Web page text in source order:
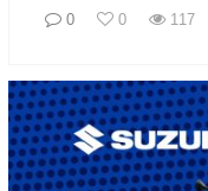
0 0 117